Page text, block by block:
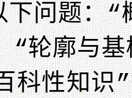
下问题：
“轮廓与
科性知识